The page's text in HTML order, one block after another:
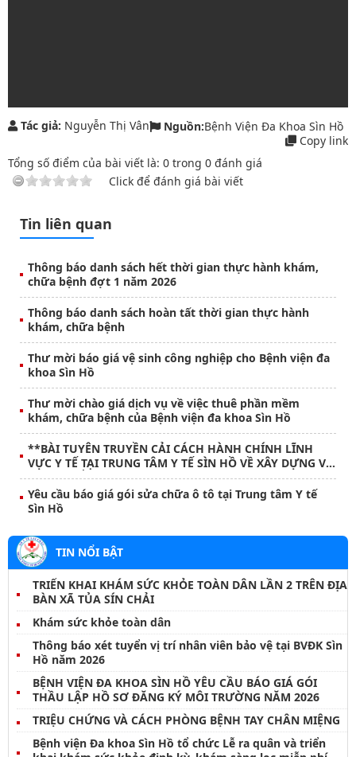
Tác giả: Nguyễn Thị Vân Nguồn:Bệnh Viện Đa Khoa Sìn Hồ
Copy link
Tổng số điểm của bài viết là: 0 trong 0 đánh giá
Click để đánh giá bài viết
Tin liên quan
Thông báo danh sách hết thời gian thực hành khám,
chữa bệnh đợt 1 năm 2026
Thông báo danh sách hoàn tất thời gian thực hành
khám, chữa bệnh
Thư mời báo giá vệ sinh công nghiệp cho Bệnh viện đa
khoa Sìn Hồ
Thư mời chào giá dịch vụ về việc thuê phần mềm
khám, chữa bệnh của Bệnh viện đa khoa Sìn Hồ
**BÀI TUYÊN TRUYỀN CẢI CÁCH HÀNH CHÍNH LĨNH
VỰC Y TẾ TẠI TRUNG TÂM Y TẾ SÌN HỒ VỀ XÂY DỰNG VÀ
PHÁT TRIỂN CHÍNH QUYỀN ĐIỆN TỬ – CHÍNH QUYỀN
SỐ**
Yêu cầu báo giá gói sửa chữa ô tô tại Trung tâm Y tế
Sìn Hồ
TIN NỔI BẬT
TRIỂN KHAI KHÁM SỨC KHỎE TOÀN DÂN LẦN 2 TRÊN ĐỊA
BÀN XÃ TỦA SÍN CHẢI
Khám sức khỏe toàn dân
Thông báo xét tuyển vị trí nhân viên bảo vệ tại BVĐK Sìn
Hồ năm 2026
BỆNH VIỆN ĐA KHOA SÌN HỒ YÊU CẦU BÁO GIÁ GÓI
THẦU LẬP HỒ SƠ ĐĂNG KÝ MÔI TRƯỜNG NĂM 2026
TRIỆU CHỨNG VÀ CÁCH PHÒNG BỆNH TAY CHÂN MIỆNG
Bệnh viện Đa khoa Sìn Hồ tổ chức Lễ ra quân và triển